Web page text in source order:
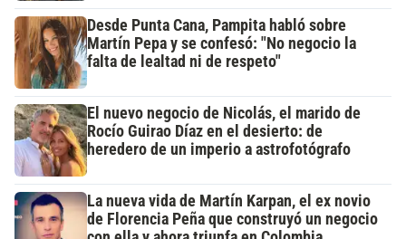
Desde Punta Cana, Pampita habló sobre
Martín Pepa y se confesó: "No negocio la
falta de lealtad ni de respeto"
El nuevo negocio de Nicolás, el marido de
Rocío Guirao Díaz en el desierto: de
heredero de un imperio a astrofotógrafo
La nueva vida de Martín Karpan, el ex novio
de Florencia Peña que construyó un negocio